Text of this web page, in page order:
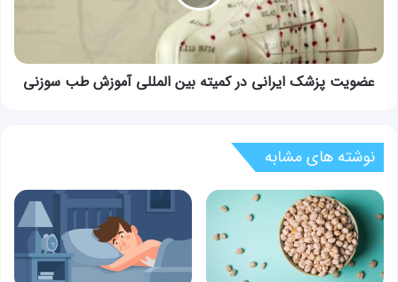
المللی
آموزش
طب
سوزنی
عضویت پزشک ایرانی در کمیته بین المللی آموزش طب سوزنی
نوشته های مشابه